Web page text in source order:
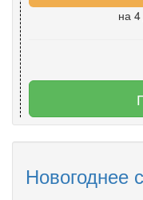
на
Новогоднее